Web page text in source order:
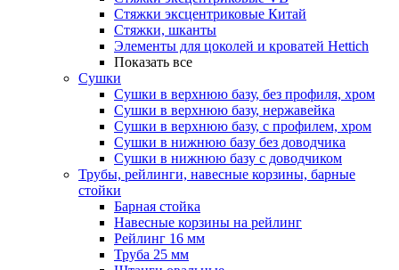
Стяжки эксцентриковые Китай
Стяжки, шканты
Элементы для цоколей и кроватей Hettich
Показать все
Сушки
Сушки в верхнюю базу, без профиля, хром
Сушки в верхнюю базу, нержавейка
Сушки в верхнюю базу, с профилем, хром
Сушки в нижнюю базу без доводчика
Сушки в нижнюю базу с доводчиком
Трубы, рейлинги, навесные корзины, барные
стойки
Барная стойка
Навесные корзины на рейлинг
Рейлинг 16 мм
Труба 25 мм